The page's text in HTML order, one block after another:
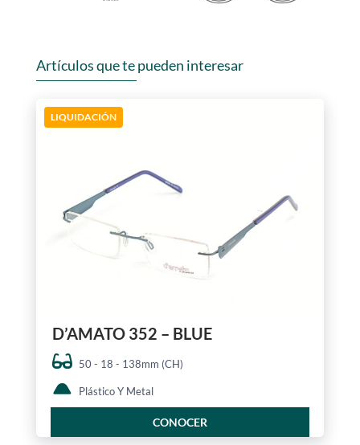
Artículos que te pueden interesar
LIQUIDACIÓN
D’AMATO 352 – BLUE
50 - 18 - 138mm (CH)
Plástico Y Metal
CONOCER